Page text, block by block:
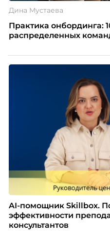
Дина Мустаева
Практика онбординга:
распределенных
AI-помощник Skillbox.
эффективности
консультантов